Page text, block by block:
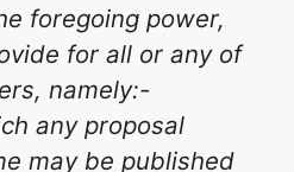
foregoing power,
for all or any of
namely:-
any proposal
may be published